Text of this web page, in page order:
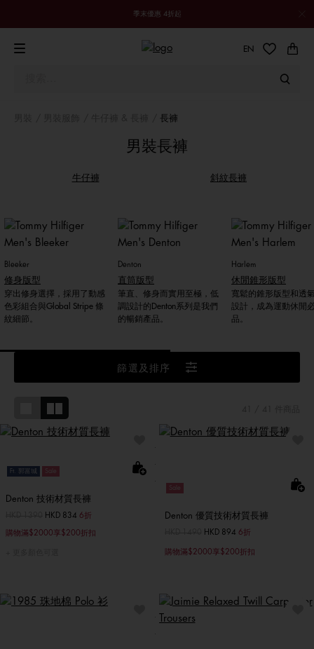
季末優惠 4折起
EN
長褲
男裝長褲
牛仔褲 斜紋長褲
Bleeker
修身版型
穿出修身選擇，採用了動感
色彩組合與Global Stripe 條
紋細節。
Denton
直筒版型
筆直、修身而實用至極，低
調設計的Denton系列是我們
的暢銷產品。
Harlem
休閒錐形版型
寬鬆的錐形版型和透
設計，成為運動休閒
品。
篩選及排序
Ft. 郭富城 Sale
Denton 技術材質長褲
至HKD 834 6折
購物滿$2000享$200折扣
Sale
Denton 優質技術材質長褲
至HKD 894 6折
購物滿$2000享$200折扣